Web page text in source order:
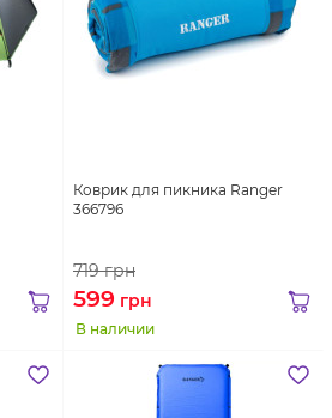
Коврик для пикника Ranger
366796
719грн
599 грн
В наличии